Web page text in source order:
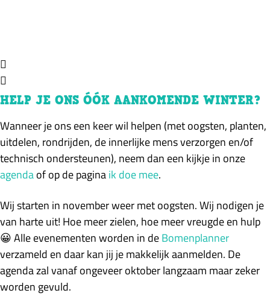
HELP JE ONS ÓÓK AANKOMENDE WINTER?
Wanneer je ons een keer wil helpen (met oogsten, planten,
uitdelen, rondrijden, de innerlijke mens verzorgen en/of
technisch ondersteunen), neem dan een kijkje in onze
agendaof op de paginaik doe mee.
Wij starten in november weer met oogsten. Wij nodigen je
van harte uit! Hoe meer zielen, hoe meer vreugde en hulp
😀 Alle evenementen worden in deBomenplanner
verzameld en daar kan jij je makkelijk aanmelden. De
agenda zal vanaf ongeveer oktober langzaam maar zeker
worden gevuld.